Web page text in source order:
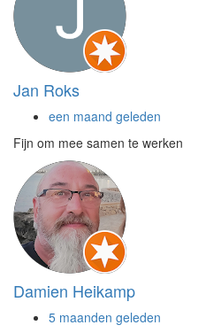
Jan Roks
een maand geleden
Fijn om mee samen te werken
Damien Heikamp
5 maanden geleden